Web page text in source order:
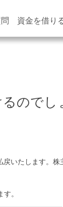
資金を借り
のでし
いたします。
。